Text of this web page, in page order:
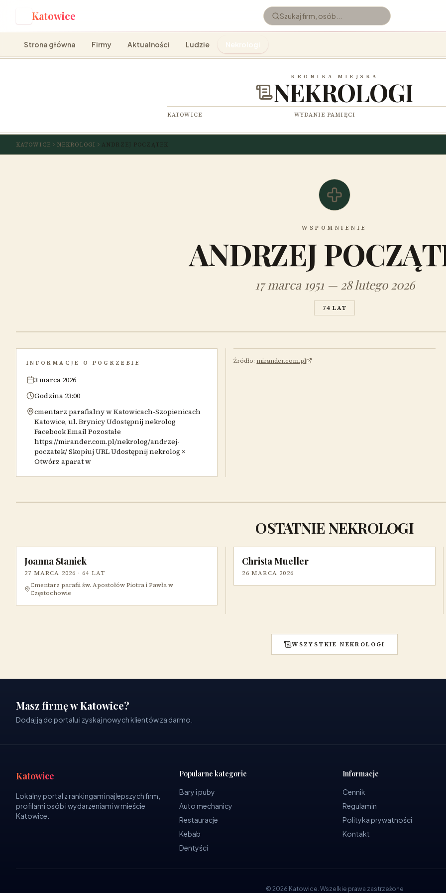
Katowice
Strona główna Firmy Aktualności Ludzie Nekrologi
KRONIKA MIEJSKA
NEKROLOGI
KATOWICE WYDANIE PAMIĘCI
KATOWICE NEKROLOGI ANDRZEJ POCZĄTEK
WSPOMNIENIE
ANDRZEJ
17 marca 1951 — 28 lutego 2026
74 LAT
INFORMACJE O POGRZEBIE
3 marca 2026
Godzina 23:00
cmentarz parafialny w Katowicach-Szopienicach
Katowice, ul. Brynicy Udostępnij nekrolog
Facebook Email Pozostałe
https://mirander.com.pl/nekrolog/andrzej-
poczatek/ Skopiuj URL Udostępnij nekrolog ×
Otwórz aparat w
Źródło: mirander.com.pl
OSTATNIE NEKROLOGI
Joanna Staniek
27 MARCA 2026 · 64 LAT
Cmentarz parafii św. Apostołów Piotra i Pawła w
Częstochowie
Christa Mueller
26 MARCA 2026
WSZYSTKIE NEKROLOGI
Masz firmę w Katowice?
Dodaj ją do portalu i zyskaj nowych klientów za darmo.
Katowice
Lokalny portal z rankingami najlepszych firm,
profilami osób i wydarzeniami w mieście
Katowice.
Popularne kategorie
Bary i puby
Auto mechanicy
Restauracje
Kebab
Dentyści
Informacje
Cennik
Regulamin
Polityka prywatności
Kontakt
© 2026 Katowice. Wszelkie prawa zastrzeżone